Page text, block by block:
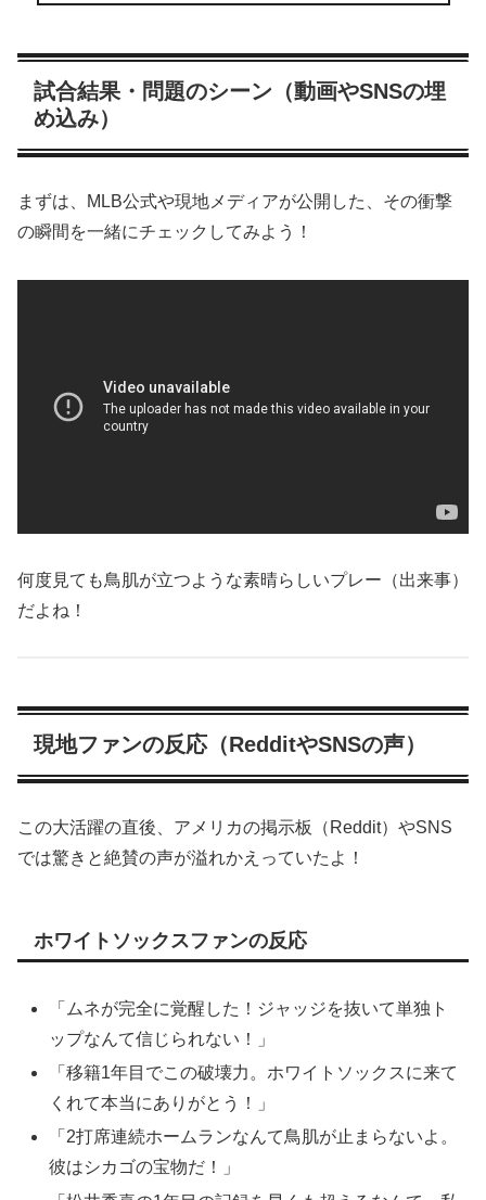
試合結果・問題のシーン（動画やSNSの埋
め込み）
まずは、MLB公式や現地メディアが公開した、その衝撃
の瞬間を一緒にチェックしてみよう！
何度見ても鳥肌が立つような素晴らしいプレー（出来事）
だよね！
現地ファンの反応（RedditやSNSの声）
この大活躍の直後、アメリカの掲示板（Reddit）やSNS
では驚きと絶賛の声が溢れかえっていたよ！
ホワイトソックスファンの反応
「ムネが完全に覚醒した！ジャッジを抜いて単独ト
ップなんて信じられない！」
「移籍1年目でこの破壊力。ホワイトソックスに来て
くれて本当にありがとう！」
「2打席連続ホームランなんて鳥肌が止まらないよ。
彼はシカゴの宝物だ！」